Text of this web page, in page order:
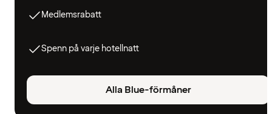
Medlemsrabatt
Spenn på varje hotellnatt
Alla Blue-förmåner